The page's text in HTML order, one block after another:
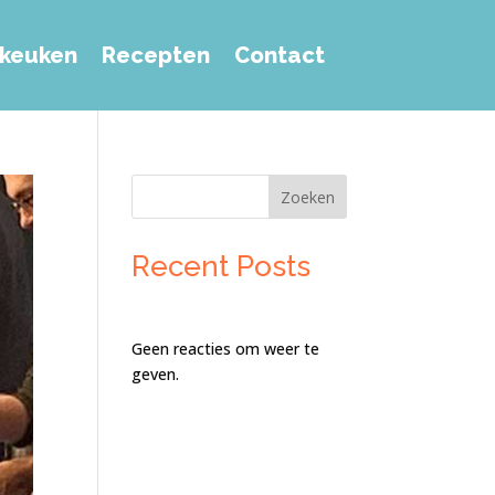
Recepten Contact
Zoeken
Recent Posts
Geen reacties om weer te
geven.